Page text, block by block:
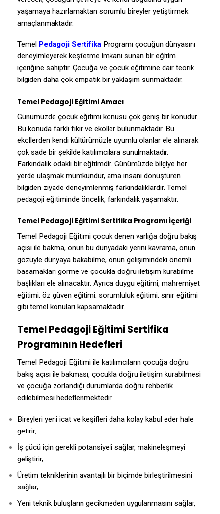
yaşamaya hazırlamaktan sorumlu bireyler yetiştirmek
amaçlanmaktadır.
Temel Pedagoji Sertifika Programı çocuğun dünyasını
deneyimleyerek keşfetme imkanı sunan bir eğitim
içeriğine sahiptir. Çocuğa ve çocuk eğitimine dair teorik
bilgiden daha çok empatik bir yaklaşım sunmaktadır.
Temel Pedagoji Eğitimi Amacı
Günümüzde çocuk eğitimi konusu çok geniş bir konudur.
Bu konuda farklı fikir ve ekoller bulunmaktadır. Bu
ekollerden kendi kültürümüzle uyumlu olanlar ele alınarak
çok sade bir şekilde katılımcılara sunulmaktadır.
Farkındalık odaklı bir eğitimdir. Günümüzde bilgiye her
yerde ulaşmak mümkündür, ama insanı dönüştüren
bilgiden ziyade deneyimlenmiş farkındalıklardır. Temel
pedagoji eğitiminde öncelik, farkındalık yaşamaktır.
Temel Pedagoji Eğitimi Sertifika Programı İçeriği
Temel Pedagoji Eğitimi çocuk denen varlığa doğru bakış
açısı ile bakma, onun bu dünyadaki yerini kavrama, onun
gözüyle dünyaya bakabilme, onun gelişimindeki önemli
basamakları görme ve çocukla doğru iletişim kurabilme
başlıkları ele alınacaktır. Ayrıca duygu eğitimi, mahremiyet
eğitimi, öz güven eğitimi, sorumluluk eğitimi, sınır eğitimi
gibi temel konuları kapsamaktadır.
Temel Pedagoji Eğitimi Sertifika
Programının Hedefleri
Temel Pedagoji Eğitimi ile katılımcıların çocuğa doğru
bakış açısı ile bakması, çocukla doğru iletişim kurabilmesi
ve çocuğa zorlandığı durumlarda doğru rehberlik
edilebilmesi hedeflenmektedir.
Bireyleri yeni icat ve keşifleri daha kolay kabul eder hale
getirir,
İş gücü için gerekli potansiyeli sağlar, makineleşmeyi
geliştirir,
Üretim tekniklerinin avantajlı bir biçimde birleştirilmesini
sağlar,
Yeni teknik buluşların gecikmeden uygulanmasını sağlar,